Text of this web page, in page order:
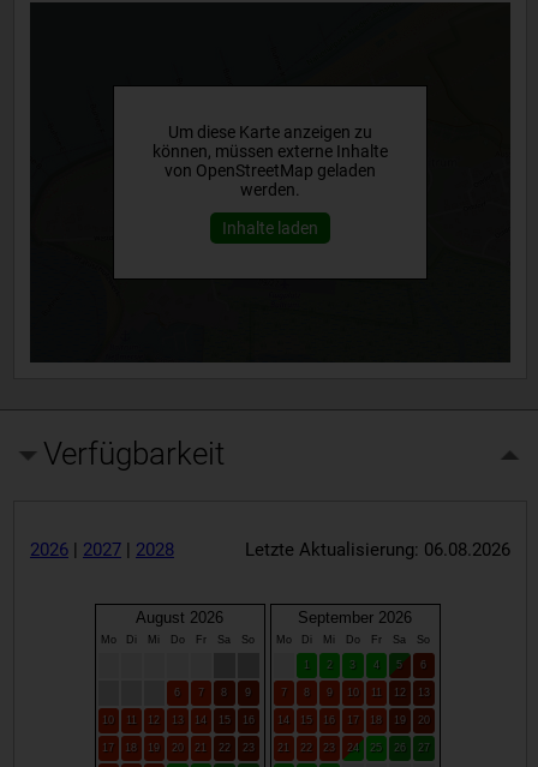
Um diese Karte anzeigen zu
können, müssen externe Inhalte
von OpenStreetMap geladen
werden.
Inhalte laden
Verfügbarkeit
2026| 2027| 2028 Letzte Aktualisierung: 06.08.2026
August 2026
Mo Di Mi Do Fr Sa So
6 7 8 9
10 12 13 14 15 16
17 18 19 20 21 22 23
September 2026
Mo Di Mi Do Fr Sa So
2 3 4 5 6
7 8 9 10 12 13
14 15 16 17 18 19 20
21 22 23 24 25 26 27